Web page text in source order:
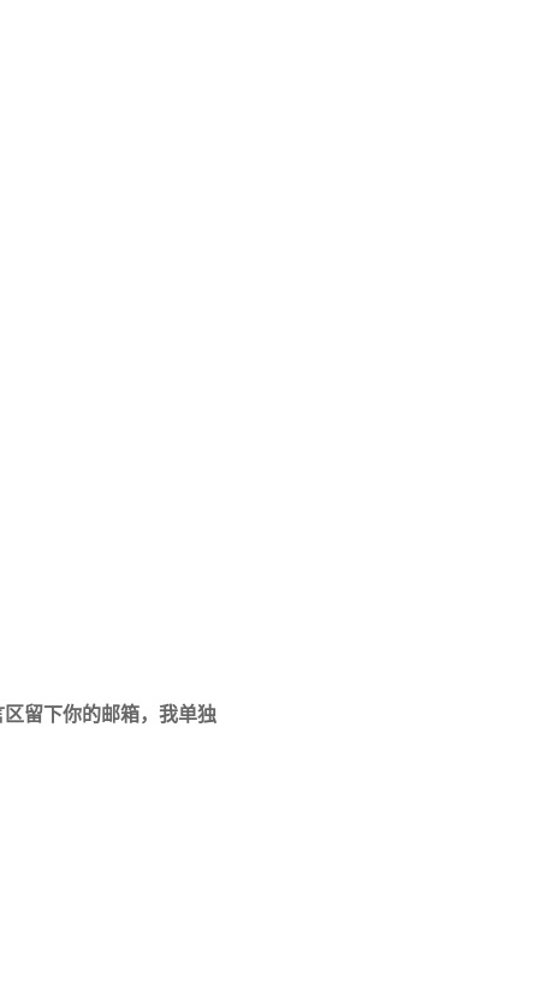
留下你的邮箱，我单独